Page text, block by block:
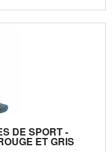
DE SPORT -
ET GRIS